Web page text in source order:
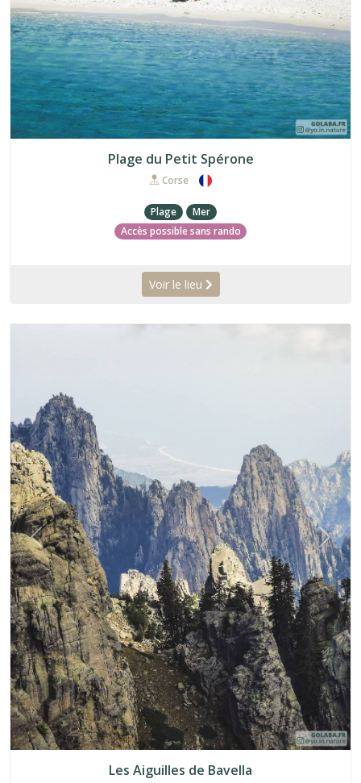
Plage du Petit Spérone
Corse
Plage
Mer
Accès possible sans rando
Voir le lieu
Précédent
Les Aiguilles de Bavella